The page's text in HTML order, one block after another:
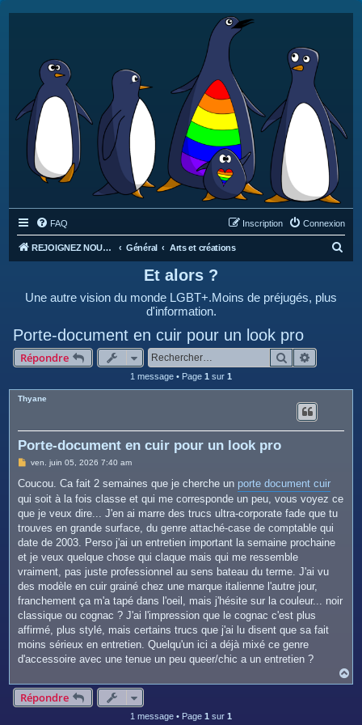
FAQ Connexion
Inscription
REJOIGNEZ NOUS SUR DISCORD : https://discord.gg/4C2Bvub Général Arts et créations
Et alors ?
Une autre vision du monde LGBT+.Moins de préjugés, plus
d'information.
Porte-document en cuir pour un look pro
Répondre Rechercher
1 message • Page 1 sur 1
Thyane
Porte-document en cuir pour un look pro
M
s
a
g
e
ven. juin 05, 2026 7:40 am
Coucou. Ca fait 2 semaines que je cherche un porte document cuir
qui soit à la fois classe et qui me corresponde un peu, vous voyez ce
que je veux dire... J'en ai marre des trucs ultra-corporate fade que tu
trouves en grande surface, du genre attaché-case de comptable qui
date de 2003. Perso j'ai un entretien important la semaine prochaine
et je veux quelque chose qui claque mais qui me ressemble
vraiment, pas juste professionnel au sens bateau du terme. J'ai vu
des modèle en cuir grainé chez une marque italienne l'autre jour,
franchement ça m'a tapé dans l'oeil, mais j'hésite sur la couleur... noir
classique ou cognac ? J'ai l'impression que le cognac c'est plus
affirmé, plus stylé, mais certains trucs que j'ai lu disent que sa fait
moins sérieux en entretien. Quelqu'un ici a déjà mixé ce genre
d'accessoire avec une tenue un peu queer/chic a un entretien ?
a
Répondre
1 message • Page 1 sur 1